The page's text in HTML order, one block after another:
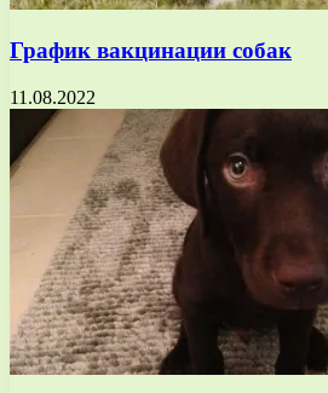
График вакцинации собак
11.08.2022